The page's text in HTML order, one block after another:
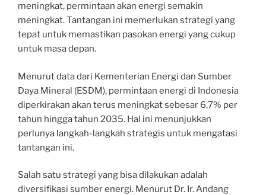
meningkat, permintaan akan energi semakin
meningkat. Tantangan ini memerlukan strategi yang
tepat untuk memastikan pasokan energi yang cukup
untuk masa depan.
Menurut data dari Kementerian Energi dan Sumber
Daya Mineral (ESDM), permintaan energi di Indonesia
diperkirakan akan terus meningkat sebesar 6,7% per
tahun hingga tahun 2035. Hal ini menunjukkan
perlunya langkah-langkah strategis untuk mengatasi
tantangan ini.
Salah satu strategi yang bisa dilakukan adalah
diversifikasi sumber energi. Menurut Dr. Ir. Andang